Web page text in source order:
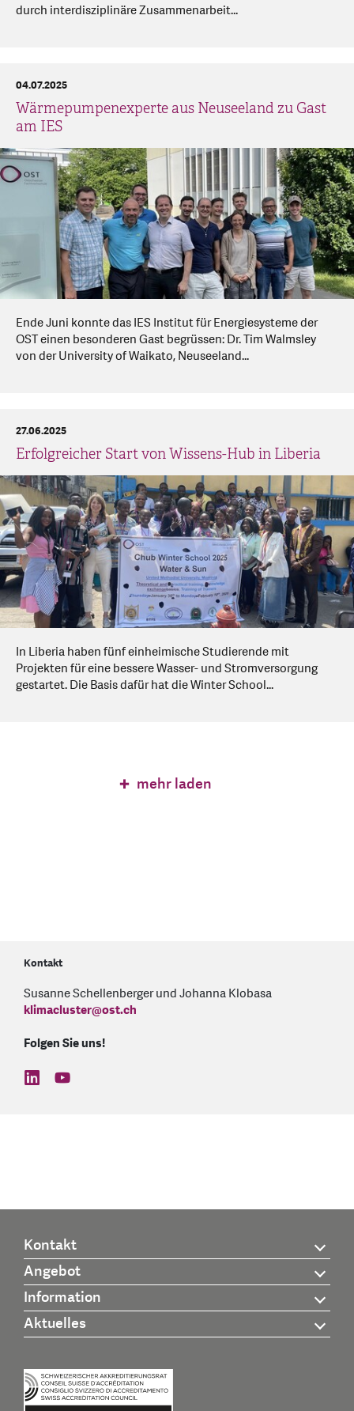
durch interdisziplinäre Zusammenarbeit...
Wärmepumpenexperte aus Neuseeland zu Gast
am IES
04.07.2025
Ende Juni konnte das IES Institut für Energiesysteme der
OST einen besonderen Gast begrüssen: Dr. Tim Walmsley
von der University of Waikato, Neuseeland...
Erfolgreicher Start von Wissens-Hub in Liberia
27.06.2025
In Liberia haben fünf einheimische Studierende mit
Projekten für eine bessere Wasser- und Stromversorgung
gestartet. Die Basis dafür hat die Winter School...
mehr laden
Kontakt
Susanne Schellenberger und Johanna Klobasa
klimacluster@ost.ch
Folgen Sie uns!
find us on: linkedin
find us on: youtube
Kontakt
Angebot
Information
Aktuelles